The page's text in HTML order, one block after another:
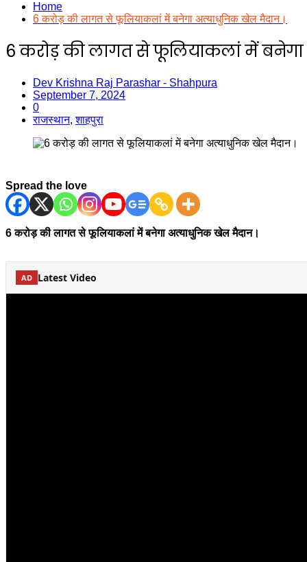
Home
6 करोड़ की लागत से फूलियाकलां में बनेगा अत्याधुनिक खेल मैदान।
6 करोड़ की लागत से फूलियाकलां में
Dev Krishna Raj Parashar - Shahpura
September 7, 2024
0
राजस्थान,शाहपुरा
Spread the love
6 करोड़ की लागत से फूलियाकलां में बनेगा अत्याधुनिक खेल मैदान।
AD Latest Video